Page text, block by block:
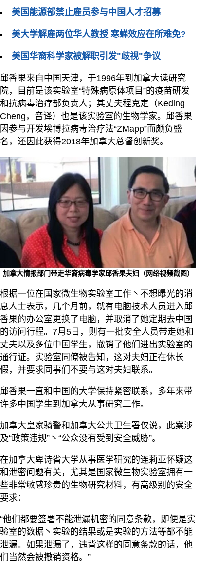
美国能源部禁止雇员参与中国人才招募
美大学解雇两位华人教授 寒蝉效应在所难免?
美国华裔科学家被解职引发"歧视"争议
邱香果来自中国天津，于1996年到加拿大读研究
院，目前是该实验室“特殊病原体项目”的疫苗研发
和抗病毒治疗部负责人；其丈夫程克定（Keding
Cheng，音译）也是该实验室的生物学家。邱香果
因参与开发埃博拉病毒治疗法“ZMapp”而颇负盛
名，还因此获得2018年加拿大总督创新奖。
加拿大情报部门带走华裔病毒学家邱香果夫妇（网络视频截图）
根据一位在国家微生物实验室工作丶不想曝光的消
息人士表示，几个月前，就有电脑技术人员进入邱
香果的办公室更换了电脑，并取消了她定期去中国
的访问行程。7月5日，则有一批安全人员带走她和
丈夫以及多位中国学生，撤销了他们进出实验室的
通行证。实验室同僚被告知，这对夫妇正在休长
假，并要求同事们不要与这对夫妇联系。
邱香果一直和中国的大学保持紧密联系，多年来带
许多中国学生到加拿大从事研究工作。
加拿大皇家骑警和加拿大公共卫生署仅说，此案涉
及“政策违规”丶“公众没有受到安全威胁”。
在加拿大卑诗省大学从事医学研究的连莉亚怀疑这
和泄密问题有关，尤其是国家微生物实验室拥有一
些非常敏感珍贵的生物研究材料，有高级别的安全
要求：
“他们都要签署不能泄漏机密的同意条款，即便是实
验室的数据丶实验的结果或是实验的方法等都不能
泄漏。如果泄漏了，违背这样的同意条款的话，他
们当然会被撤销资格。”